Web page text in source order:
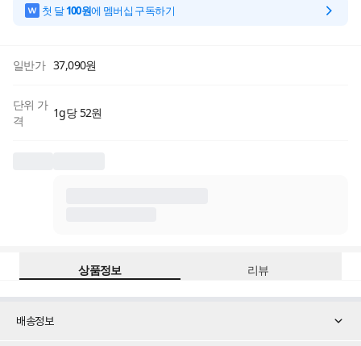
첫 달100원에 멤버십 구독하기
일반가 37,090원
단위 가
격
1g당 52원
상품정보 리뷰
배송정보